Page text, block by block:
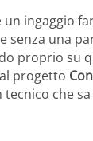
un ingaggio
senza una
proprio su
progetto
che